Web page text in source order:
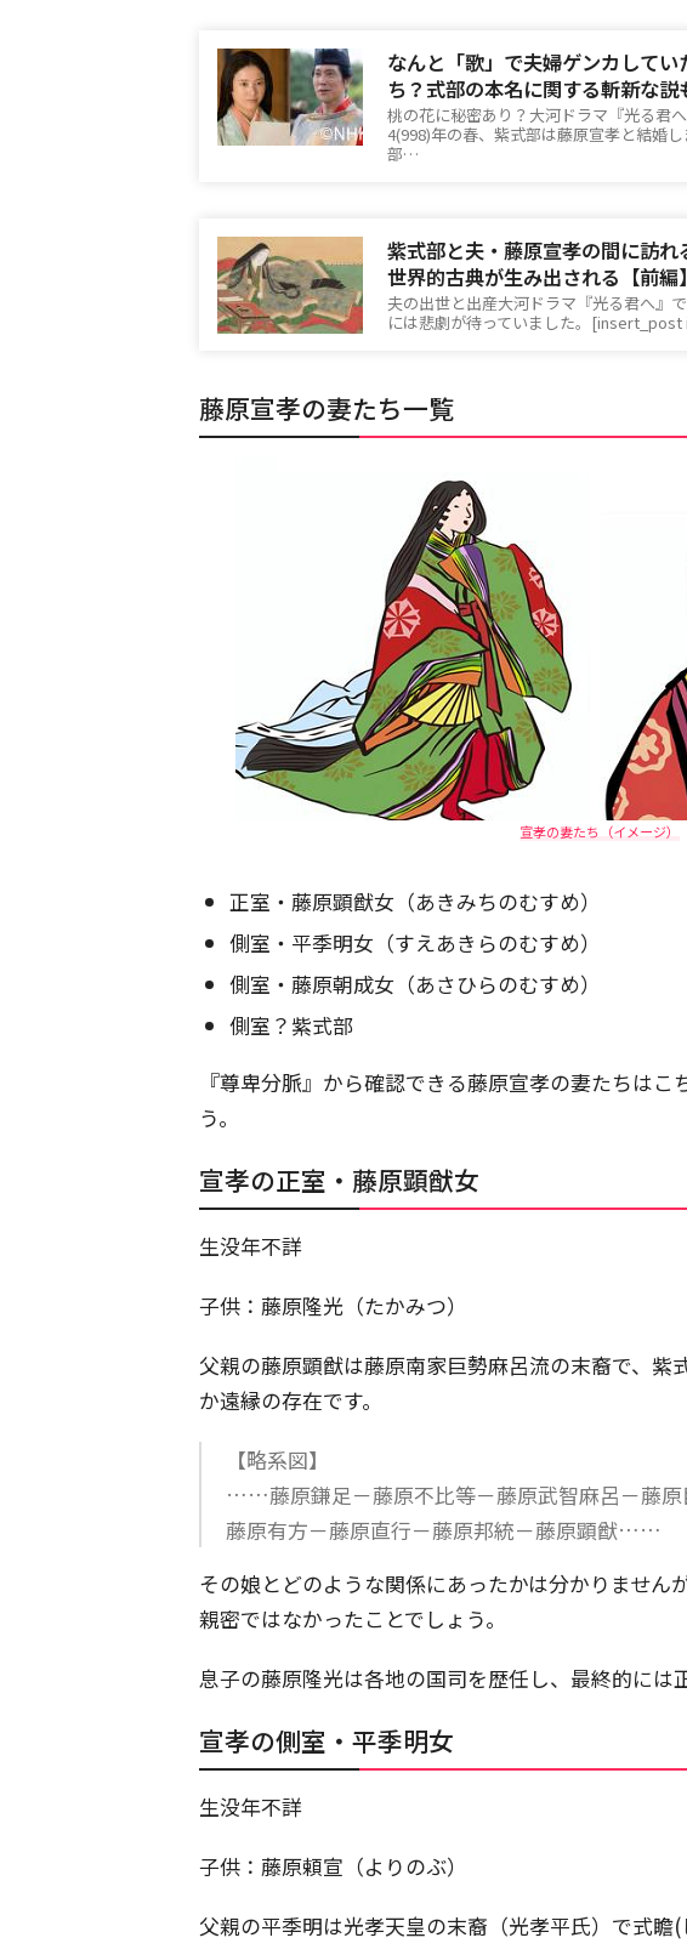
なんと「歌」で夫婦ゲンカして
ち？式部の本名に関する斬新な説
桃の花に秘密あり？大河ドラマ『光る君
4(998)年の春、紫式部は藤原宣孝と結婚
部…
紫式部と夫・藤原宣孝の間に訪
世界的古典が生み出される【前編】
夫の出世と出産大河ドラマ『光る君へ』
には悲劇が待っていました。
藤原宣孝の妻たち一覧
宣孝の妻たち（イメージ）
正室・藤原顕猷女（あきみちのむすめ）
側室・平季明女（すえあきらのむすめ）
側室・藤原朝成女（あさひらのむすめ）
側室？紫式部
『尊卑分脈』から確認できる藤原宣孝の妻たちはこ
う。
宣孝の正室・藤原顕猷女
生没年不詳
子供：藤原隆光（たかみつ）
父親の藤原顕猷は藤原南家巨勢麻呂流の末裔で、紫
か遠縁の存在です。
【略系図】
……藤原鎌足－藤原不比等－藤原武智麻呂－藤原
藤原有方－藤原直行－藤原邦統－藤原顕猷……
その娘とどのような関係にあったかは分かりません
親密ではなかったことでしょう。
息子の藤原隆光は各地の国司を歴任し、最終的には
宣孝の側室・平季明女
生没年不詳
子供：藤原頼宣（よりのぶ）
父親の平季明は光孝天皇の末裔（光孝平氏）で式瞻